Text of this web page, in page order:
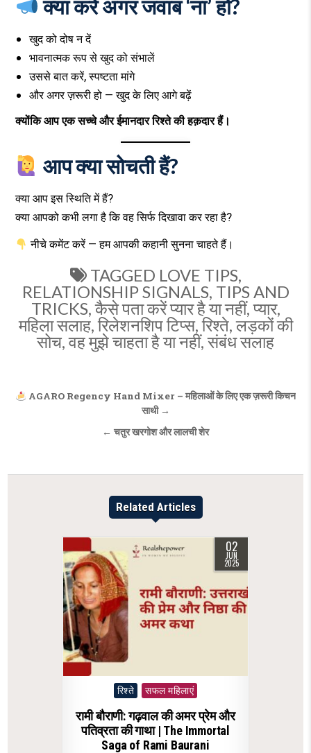
क्या करें अगर जवाब ‘ना’ हो?
खुद को दोष न दें
भावनात्मक रूप से खुद को संभालें
उससे बात करें, स्पष्टता मांगे
और अगर ज़रूरी हो — खुद के लिए आगे बढ़ें
क्योंकि आप एक सच्चे और ईमानदार रिश्ते की हक़दार हैं।
आप क्या सोचती हैं?
क्या आप इस स्थिति में हैं?
क्या आपको कभी लगा है कि वह सिर्फ दिखावा कर रहा है?
नीचे कमेंट करें — हम आपकी कहानी सुनना चाहते हैं।
TAGGED LOVE TIPS,
RELATIONSHIP SIGNALS, TIPS AND
TRICKS,कैसे पता करें प्यार है या नहीं,प्यार,
महिला सलाह,रिलेशनशिप टिप्स,रिश्ते,लड़कों की
सोच,वह मुझे चाहता है या नहीं,संबंध सलाह
Post
AGARO Regency Hand Mixer – महिलाओं के लिए एक ज़रूरी किचन
साथी →
← चतुर खरगोश और लालची शेर
Related Articles
02
JUN
2025
Posted
रिश्ते सफल महिलाएं
रामी बौराणी: गढ़वाल की अमर प्रेम और
पतिव्रता की गाथा | The Immortal
Saga of Rami Baurani